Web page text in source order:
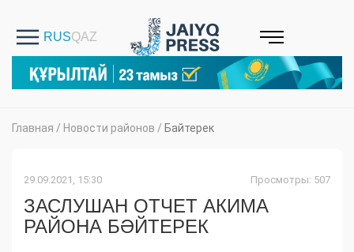
Главная / Новости районов / Байтерек
29.09.2021, 15:30 Просмотры: 507
ЗАСЛУШАН ОТЧЕТ АКИМА
РАЙОНА БӘЙТЕРЕК